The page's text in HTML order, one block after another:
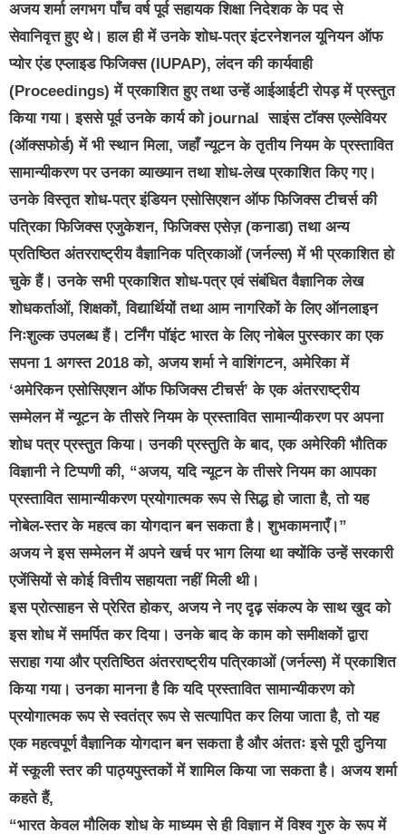
अजय शर्मा लगभग पाँच वर्ष पूर्व सहायक शिक्षा निदेशक के पद से
सेवानिवृत्त हुए थे। हाल ही में उनके शोध-पत्र इंटरनेशनल यूनियन ऑफ
प्योर एंड एप्लाइड फिजिक्स (IUPAP), लंदन की कार्यवाही
(Proceedings) में प्रकाशित हुए तथा उन्हें आईआईटी रोपड़ में प्रस्तुत
किया गया। इससे पूर्व उनके कार्य को journal साइंस टॉक्स एल्सेवियर
(ऑक्सफोर्ड) में भी स्थान मिला, जहाँ न्यूटन के तृतीय नियम के प्रस्तावित
सामान्यीकरण पर उनका व्याख्यान तथा शोध-लेख प्रकाशित किए गए।
उनके विस्तृत शोध-पत्र इंडियन एसोसिएशन ऑफ फिजिक्स टीचर्स की
पत्रिका फिजिक्स एजुकेशन, फिजिक्स एसेज़ (कनाडा) तथा अन्य
प्रतिष्ठित अंतरराष्ट्रीय वैज्ञानिक पत्रिकाओं (जर्नल्स) में भी प्रकाशित हो
चुके हैं।उनके सभी प्रकाशित शोध-पत्र एवं संबंधित वैज्ञानिक लेख
शोधकर्ताओं, शिक्षकों, विद्यार्थियों तथा आम नागरिकों के लिए ऑनलाइन
निःशुल्क उपलब्ध हैं। टर्निंग पॉइंट भारत के लिए नोबेल पुरस्कार का एक
सपना 1 अगस्त 2018 को, अजय शर्मा ने वाशिंगटन, अमेरिका में
‘अमेरिकन एसोसिएशन ऑफ फिजिक्स टीचर्स’ के एक अंतरराष्ट्रीय
सम्मेलन में न्यूटन के तीसरे नियम के प्रस्तावित सामान्यीकरण पर अपना
शोध पत्र प्रस्तुत किया। उनकी प्रस्तुति के बाद, एक अमेरिकी भौतिक
विज्ञानी ने टिप्पणी की, “अजय, यदि न्यूटन के तीसरे नियम का आपका
प्रस्तावित सामान्यीकरण प्रयोगात्मक रूप से सिद्ध हो जाता है, तो यह
नोबेल-स्तर के महत्व का योगदान बन सकता है। शुभकामनाएँ।”
अजय ने इस सम्मेलन में अपने खर्च पर भाग लिया था क्योंकि उन्हें सरकारी
एजेंसियों से कोई वित्तीय सहायता नहीं मिली थी।
इस प्रोत्साहन से प्रेरित होकर, अजय ने नए दृढ़ संकल्प के साथ खुद को
इस शोध में समर्पित कर दिया। उनके बाद के काम को समीक्षकों द्वारा
सराहा गया और प्रतिष्ठित अंतरराष्ट्रीय पत्रिकाओं (जर्नल्स) में प्रकाशित
किया गया। उनका मानना है कि यदि प्रस्तावित सामान्यीकरण को
प्रयोगात्मक रूप से स्वतंत्र रूप से सत्यापित कर लिया जाता है, तो यह
एक महत्वपूर्ण वैज्ञानिक योगदान बन सकता है और अंततः इसे पूरी दुनिया
में स्कूली स्तर की पाठ्यपुस्तकों में शामिल किया जा सकता है। अजय शर्मा
कहते हैं,
“भारत केवल मौलिक शोध के माध्यम से ही विज्ञान में विश्व गुरु के रूप में